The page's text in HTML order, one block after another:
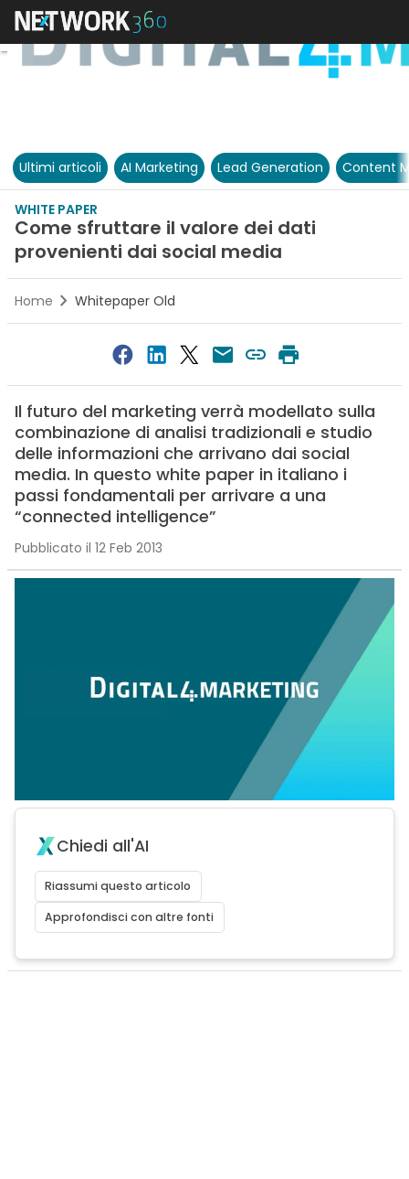
Ultimi articoli AI Marketing Lead Generation Content
WHITE PAPER
Come sfruttare il valore dei dati
provenienti dai social media
Home Whitepaper Old
Il futuro del marketing verrà modellato sulla
combinazione di analisi tradizionali e studio
delle informazioni che arrivano dai social
media. In questo white paper in italiano i
passi fondamentali per arrivare a una
“connected intelligence”
Pubblicato il 12 Feb 2013
Chiedi all'AI
Riassumi questo articolo
Approfondisci con altre fonti